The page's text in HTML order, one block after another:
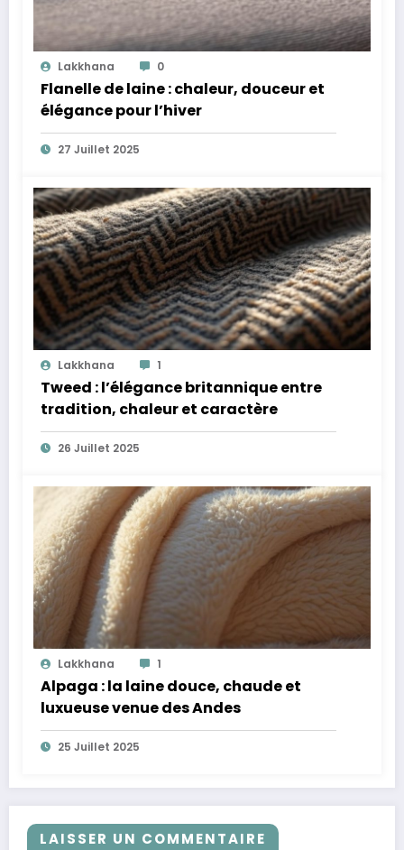
Lakkhana 0
Flanelle de laine : chaleur, douceur et
élégance pour l’hiver
27 Juillet 2025
Lakkhana 1
Tweed : l’élégance britannique entre
tradition, chaleur et caractère
26 Juillet 2025
Lakkhana 1
Alpaga : la laine douce, chaude et
luxueuse venue des Andes
25 Juillet 2025
LAISSER UN COMMENTAIRE